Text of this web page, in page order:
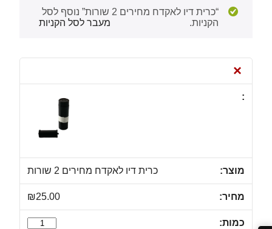
“כרית דיו לאקדח מחירים 2 שורות” נוסף לסל
הקניות.
מעבר לסל הקניות
×
כרית דיו לאקדח מחירים 2 שורות
₪25.00
כמות